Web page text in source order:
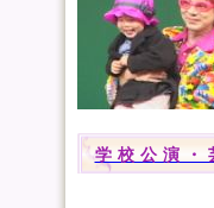
学校公演・